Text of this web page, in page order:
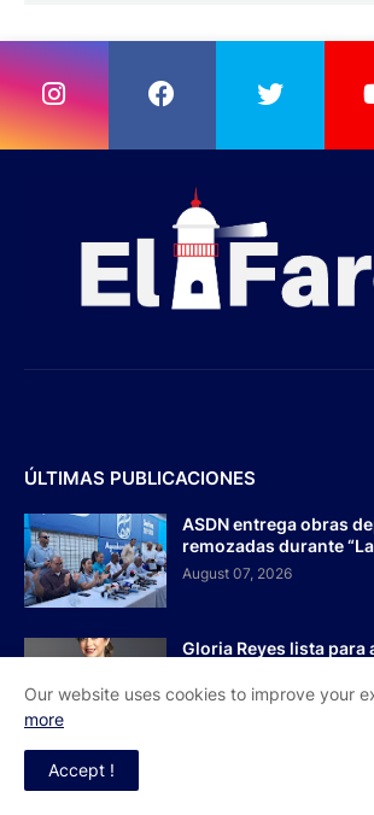
ÚLTIMAS PUBLICACIONES
ASDN entrega obras
remozadas durante
August 07, 2026
Gloria Reyes lista para
August 06, 2026
Our website uses cookies to improve your
more
Accept !